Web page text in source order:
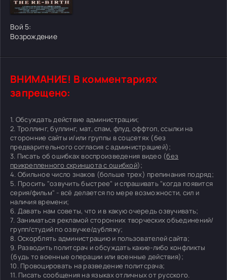
Вой 5:
Возрождение
ВНИМАНИЕ! В комментариях
запрещено:
1. Обсуждать действие администрации;
2. Троллинг, буллинг, мат, спам, флуд, оффтоп, ссылки на
сторонние сайты и/или группы в соцсетях (без
предварительного согласия с администрацией);
3. Писать об ошибках воспроизведения видео (без
прикрепленного скриншота с ошибкой);
4. Обильное число знаков (больше трех) препинания подряд;
5. Просить "озвучить быстрее" и спрашивать "когда появится
серия/фильм" - всё делается по мере возможности, сил и
наличия времени;
6. Давать нам советы, что и в какую очередь озвучивать;
7. Заниматься рекламой сторонних творческих объединений/
групп/студий по озвучке/дубляжу;
8. Оскорблять администрацию и пользователей сайта;
9. Разводить политсрач и обсуждать какие-либо конфликты
(будь то военные операции или военные действия);
10. Провоцировать на разведение политсрача;
11. Писать сообщения на языках отличных от русского.